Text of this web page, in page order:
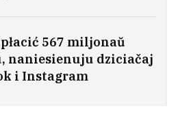
567 miljonaŭ
naniesienuju dziciačaj
i Instagram
2020 hoda ja
budzie ciahnucca